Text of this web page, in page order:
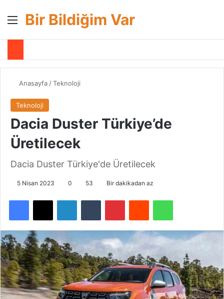
Menü
Bir Bildiğim Var
Anasayfa /Teknoloji
Teknoloji
Dacia Duster Türkiye’de
Üretilecek
Dacia Duster Türkiye'de Üretilecek
5 Nisan 2023 0 53 Bir dakikadan az